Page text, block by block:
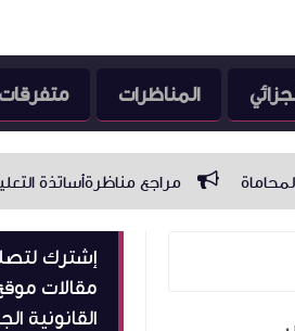
المناظرات متفرقات
مراجع مناظرةأساتذة التعليم
إشترك
مقالات
القانونية